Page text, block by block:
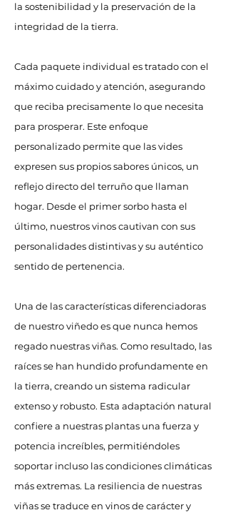
la sostenibilidad y la preservación de la
integridad de la tierra.
Cada paquete individual es tratado con el
máximo cuidado y atención, asegurando
que reciba precisamente lo que necesita
para prosperar. Este enfoque
personalizado permite que las vides
expresen sus propios sabores únicos, un
reflejo directo del terruño que llaman
hogar. Desde el primer sorbo hasta el
último, nuestros vinos cautivan con sus
personalidades distintivas y su auténtico
sentido de pertenencia.
Una de las características diferenciadoras
de nuestro viñedo es que nunca hemos
regado nuestras viñas. Como resultado, las
raíces se han hundido profundamente en
la tierra, creando un sistema radicular
extenso y robusto. Esta adaptación natural
confiere a nuestras plantas una fuerza y
potencia increíbles, permitiéndoles
soportar incluso las condiciones climáticas
más extremas. La resiliencia de nuestras
viñas se traduce en vinos de carácter y